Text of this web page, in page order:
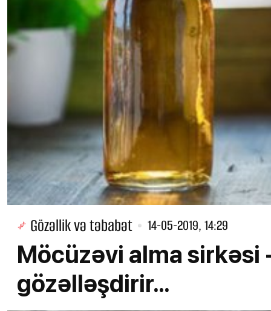
Gözəllik və təbabət 14-05-2019, 14:29
Möcüzəvi alma sirkəsi
gözəlləşdirir...